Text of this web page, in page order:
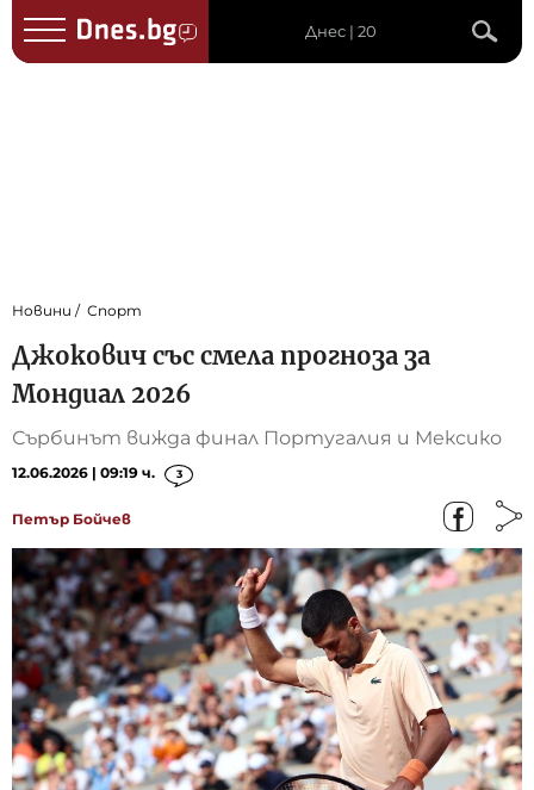
Днес | 20
Новини Спорт
Джокович със смела прогноза за
Мондиал 2026
Сърбинът вижда финал Португалия и Мексико
12.06.2026 | 09:19 ч. 3
Петър Бойчев